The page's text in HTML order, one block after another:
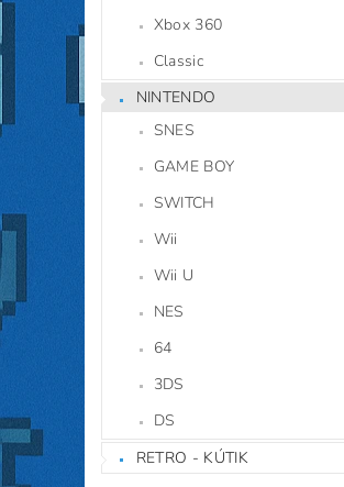
Xbox 360
Classic
NINTENDO
SNES
GAME BOY
SWITCH
Wii
Wii U
NES
64
3DS
DS
RETRO - KÚTIK